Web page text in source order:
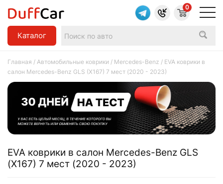
Каталог
0
Главная / Автомобильные коврики / Mercedes-Benz / EVA коврики в
салон Mercedes-Benz GLS (X167) 7 мест (2020 - 2023)
EVA коврики в салон Mercedes-Benz GLS
(X167) 7 мест (2020 - 2023)